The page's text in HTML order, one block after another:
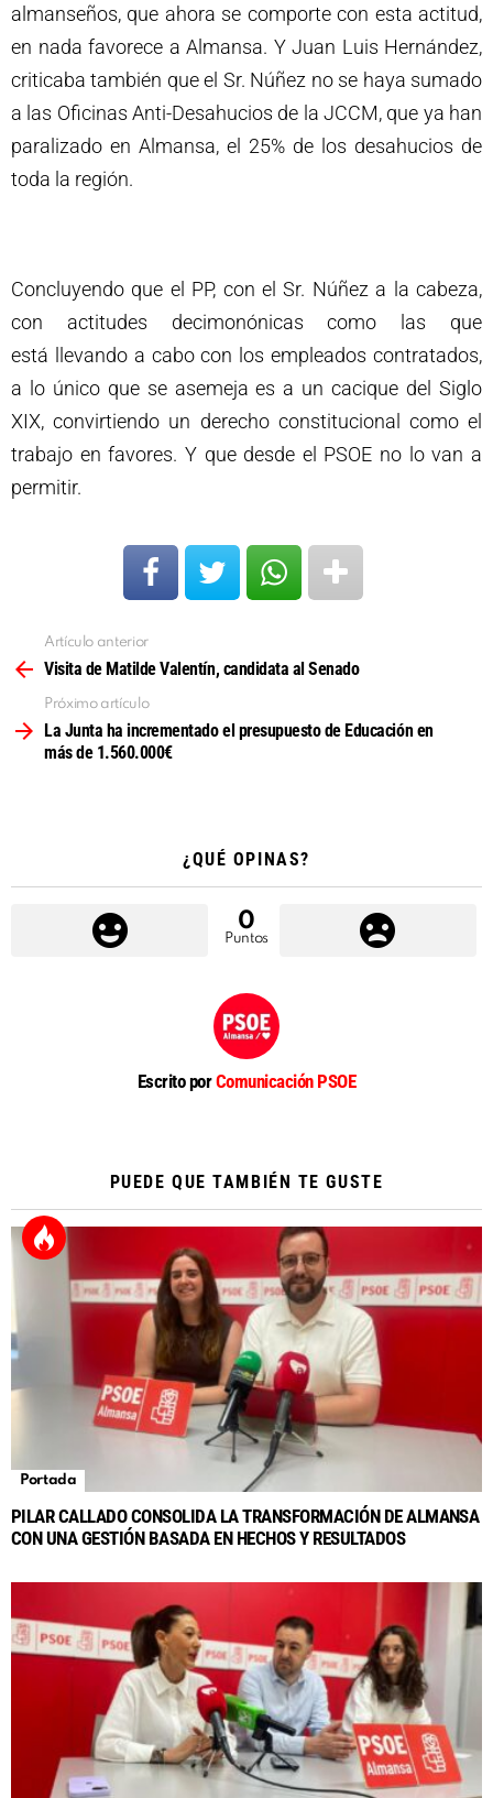
almanseños, que ahora se comporte con esta actitud,
en nada favorece a Almansa. Y Juan Luis Hernández,
criticaba también que el Sr. Núñez no se haya sumado
a las Oficinas Anti-Desahucios de la JCCM, que ya han
paralizado en Almansa, el 25% de los desahucios de
toda la región.
Concluyendo que el PP, con el Sr. Núñez a la cabeza,
con actitudes decimonónicas como las que
está llevando a cabo con los empleados contratados,
a lo único que se asemeja es a un cacique del Siglo
XIX, convirtiendo un derecho constitucional como el
trabajo en favores. Y que desde el PSOE no lo van a
permitir.
más
Artículo anterior
Visita de Matilde Valentín, candidata al Senado
Próximo artículo
La Junta ha incrementado el presupuesto de Educación en
más de 1.560.000€
¿QUÉ OPINAS?
0
Puntos
Escrito porComunicación PSOE
PUEDE QUE TAMBIÉN TE GUSTE
Portada
PILAR CALLADO CONSOLIDA LA TRANSFORMACIÓN DE ALMANSA
CON UNA GESTIÓN BASADA EN HECHOS Y RESULTADOS